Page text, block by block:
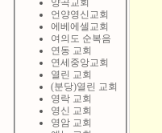
양곡교회
언양영신교회
에베에셀교회
여의도 순복음
연동 교회
연세중앙교회
열린 교회
(분당)열린 교회
영락 교회
영신 교회
영암 교회